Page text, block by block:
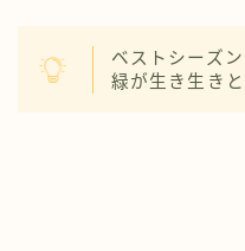
ベストシーズン
緑が生き生き